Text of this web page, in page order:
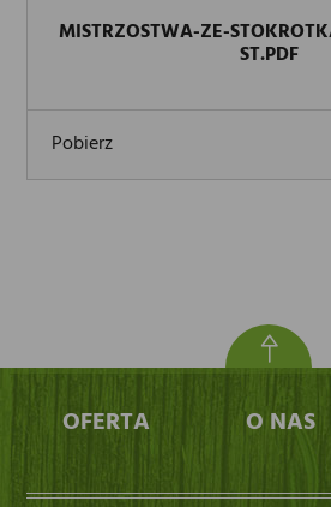
MISTRZOSTWA-ZE-
ST.PDF
Pobierz
OFERTA O NAS